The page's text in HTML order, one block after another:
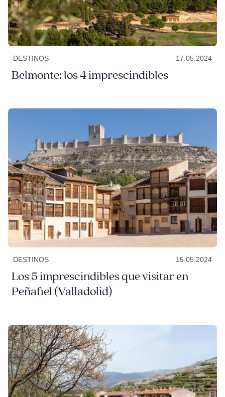
DESTINOS 17.05.2024
Belmonte: los 4 imprescindibles
DESTINOS 15.05.2024
Los 5 imprescindibles que visitar en
Peñafiel (Valladolid)